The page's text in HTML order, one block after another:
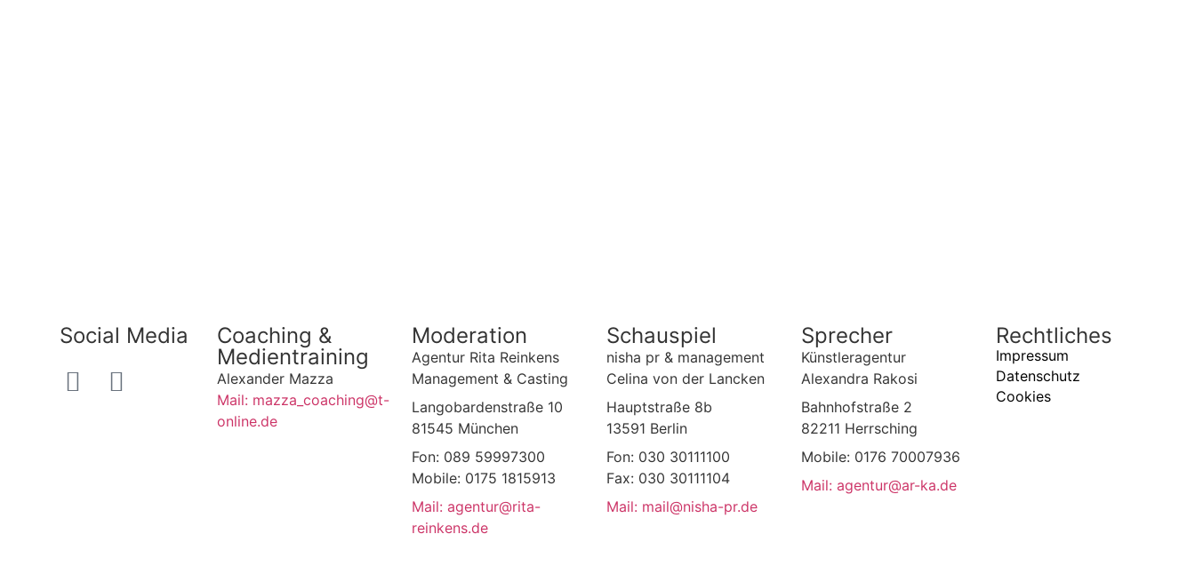
Social Media
Coaching &
Medientraining
Alexander Mazza
Mail: mazza_coaching@t-
online.de
Moderation
Agentur Rita Reinkens
Management & Casting
Langobardenstraße 10
81545 München
Fon: 089 59997300
Mobile: 0175 1815913
Mail: agentur@rita-
reinkens.de
Schauspiel
nisha pr & management
Celina von der Lancken
Hauptstraße 8b
13591 Berlin
Fon: 030 30111100
Fax: 030 30111104
Mail: mail@nisha-pr.de
Sprecher
Künstleragentur
Alexandra Rakosi
Bahnhofstraße 2
82211 Herrsching
Mobile: 0176 70007936
Mail: agentur@ar-ka.de
Rechtliches
Impressum
Datenschutz
Cookies